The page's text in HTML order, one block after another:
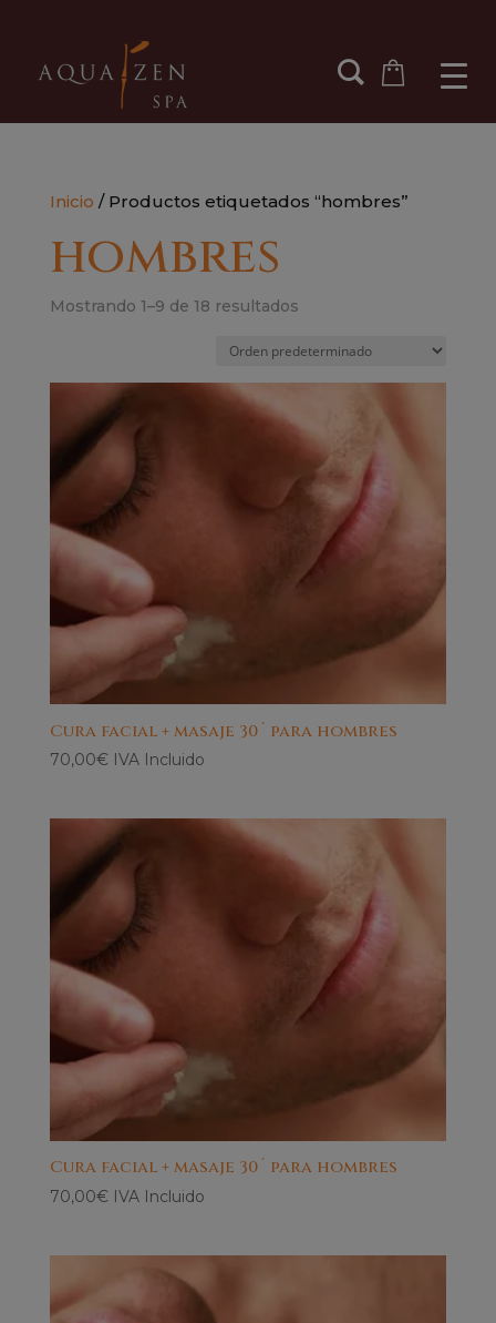
Inicio / Productos etiquetados “hombres”
hombres
Mostrando 1–9 de 18 resultados
Cura facial + masaje 30´ para hombres
70,00€ IVA Incluido
Cura facial + masaje 30´ para hombres
70,00€ IVA Incluido